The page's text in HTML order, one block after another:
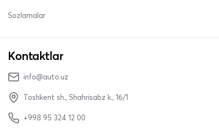
Sozlamalar
Kontaktlar
info@auto.uz
Toshkent sh., Shahrisabz k., 16/1
+998 95 324 12 00